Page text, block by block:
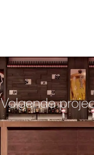
Volgende